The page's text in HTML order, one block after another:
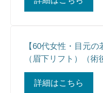
【60代女性・目元
（眉下リフト）（術
詳細はこちら